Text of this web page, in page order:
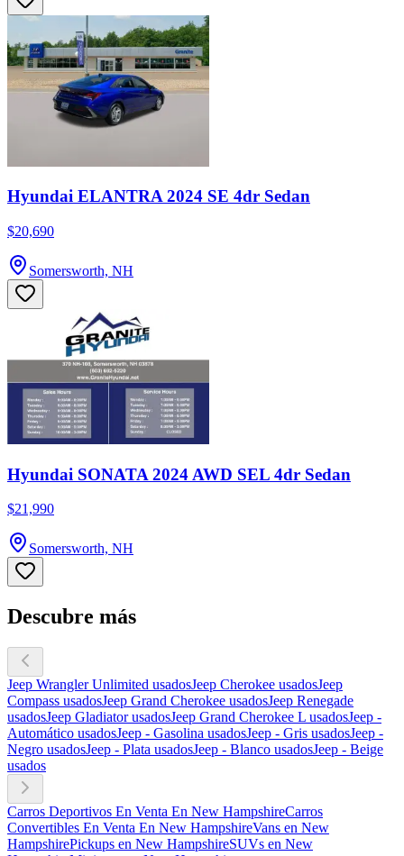
Hyundai ELANTRA 2024 SE 4dr Sedan
$20,690
Somersworth, NH
Hyundai SONATA 2024 AWD SEL 4dr Sedan
$21,990
Somersworth, NH
Descubre más
Jeep Wrangler Unlimited usadosJeep Cherokee usadosJeep
Compass usadosJeep Grand Cherokee usadosJeep Renegade
usadosJeep Gladiator usadosJeep Grand Cherokee L usadosJeep -
Automático usadosJeep - Gasolina usadosJeep - Gris usadosJeep -
Negro usadosJeep - Plata usadosJeep - Blanco usadosJeep - Beige
usados
Carros Deportivos En Venta En New HampshireCarros
Convertibles En Venta En New HampshireVans en New
HampshirePickups en New HampshireSUVs en New